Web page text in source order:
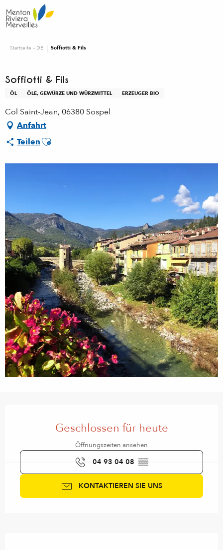
au
contenu
Startseite – DE Soffiotti & Fils
Soffiotti & Fils
ÖL ÖLE, GEWÜRZE UND WÜRZMITTEL ERZEUGER BIO
Col Saint-Jean, 06380 Sospel
Anfahrt
TeilenAjouter aux favoris
Geschlossen für heute
Öffnungszeiten ansehen
04 93 04 08 ▒▒
KONTAKTIEREN SIE UNS